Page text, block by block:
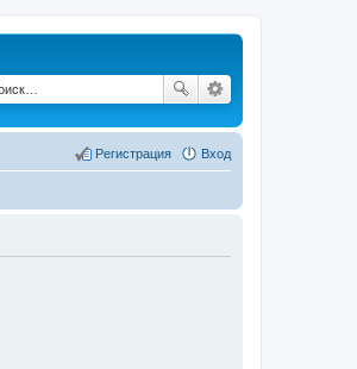
Вход
Регистрация